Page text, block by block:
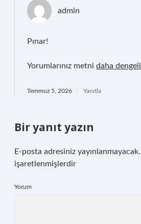
admin
Pınar!
Yorumlarınız metni daha dengeli
Temmuz 5, 2026 Yanıtla
Bir yanıt yazın
E-posta adresiniz yayınlanmayacak.
işaretlenmişlerdir
Yorum